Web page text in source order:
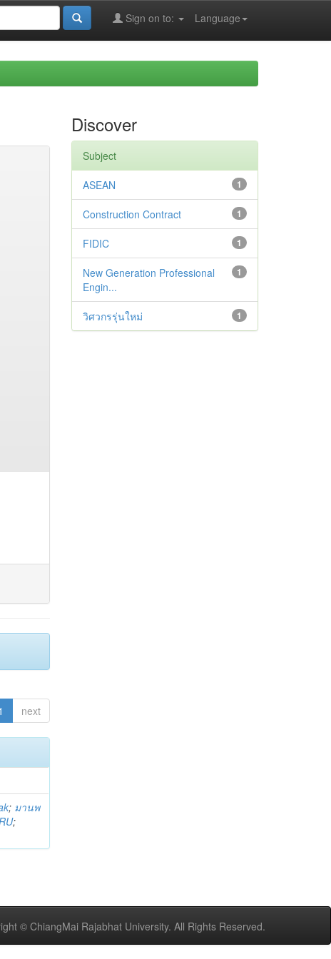
Language
Sign on to:
next
; มานพ
;
Discover
Subject
1
ASEAN
1
Construction Contract
1
FIDIC
1
New Generation Professional
Engin...
1
วิศวกรรุ่นใหม่
© ChiangMai Rajabhat University. All Rights Reserved.